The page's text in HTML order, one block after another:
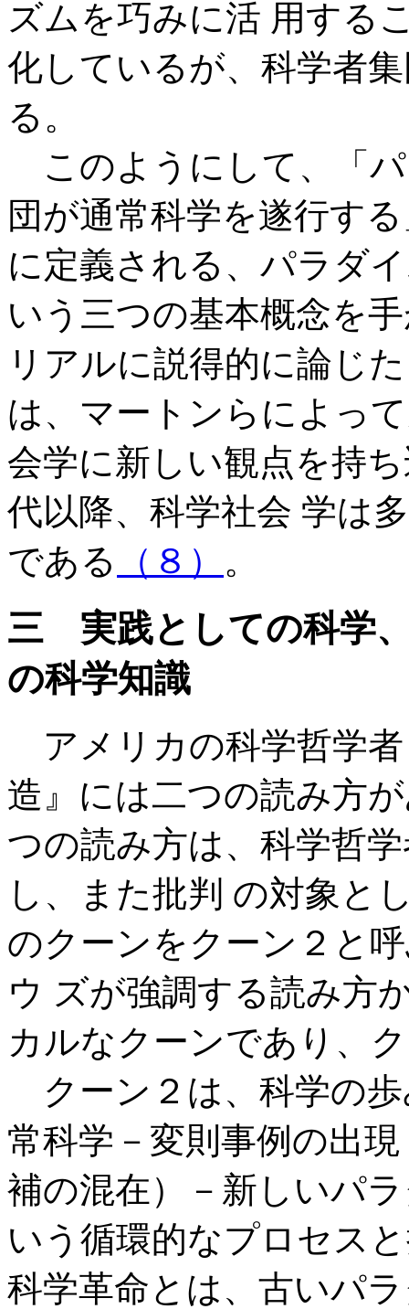
ズムを巧みに活 用する
化しているが、科学者
る。
このようにして、「
団が通常科学を遂行す
に定義される、パラダ
いう三つの基本概念を
リアルに説得的に論じ
は、マートンらによっ
会学に新しい観点を持
代以降、科学社会 学は
である
（８） 。
三 実践としての科学
の科学知識
アメリカの科学哲学
造』には二つの読み方
つの読み方は、科学哲
し、また批判 の対象と
のクーンをクーン２と
ウ ズが強調する読み方
カルなクーンであり、
クーン２は、科学の
常科学－変則事例の出
補の混在）－新しいパ
いう循環的なプロセス
科学革命とは、古いパ